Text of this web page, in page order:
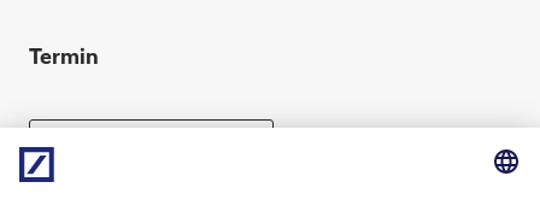
Termin